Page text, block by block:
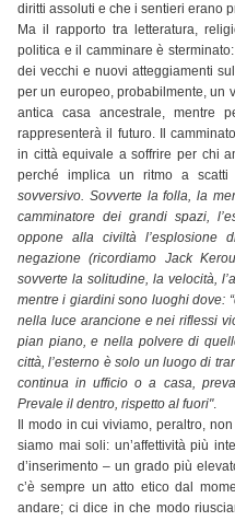
diritti assoluti e che i sentieri erano
Ma il rapporto tra letteratura,
politica e il camminare è
dei vecchi e nuovi atteggiamenti
per un europeo, probabilmente, un
antica casa ancestrale, mentre
rappresenterà il futuro. Il
in città equivale a soffrire per chi
perché implica un ritmo a
sovversivo. Sovverte la folla, la
camminatore dei grandi spazi,
oppone alla civiltà l’esplosione
negazione (ricordiamo Jack
sovverte la solitudine, la velocità,
mentre i giardini sono luoghi dove:
nella luce arancione e nei riflessi
pian piano, e nella polvere di
città, l’esterno è solo un luogo di
continua in ufficio o a casa,
Prevale il dentro, rispetto al fuori".
Il modo in cui viviamo, peraltro,
siamo mai soli: un’affettività più
d’inserimento – un grado più
c’è sempre un atto etico dal
andare; ci dice in che modo